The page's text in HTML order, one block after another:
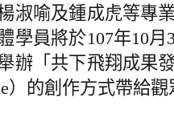
淑喻及鍾成虎等專
學員將於107年10月
辦「共下飛翔成果
）的創作方式帶給